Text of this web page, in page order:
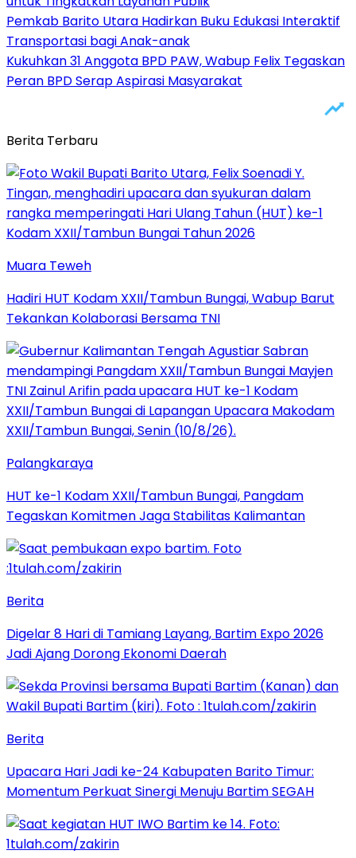
Pemkab Barito Utara Hadirkan Buku Edukasi Interaktif
Transportasi bagi Anak-anak
Kukuhkan 31 Anggota BPD PAW, Wabup Felix Tegaskan
Peran BPD Serap Aspirasi Masyarakat
Berita Terbaru
Muara Teweh
Hadiri HUT Kodam XXII/Tambun Bungai, Wabup Barut
Tekankan Kolaborasi Bersama TNI
Palangkaraya
HUT ke-1 Kodam XXII/Tambun Bungai, Pangdam
Tegaskan Komitmen Jaga Stabilitas Kalimantan
Berita
Digelar 8 Hari di Tamiang Layang, Bartim Expo 2026
Jadi Ajang Dorong Ekonomi Daerah
Berita
Upacara Hari Jadi ke-24 Kabupaten Barito Timur:
Momentum Perkuat Sinergi Menuju Bartim SEGAH